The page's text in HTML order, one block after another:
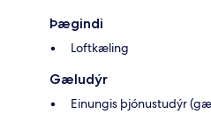
Þægindi
Loftkæling
Gæludýr
Einungis þjónustudýr